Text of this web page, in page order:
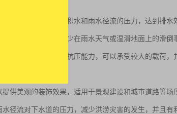
到地面，减少地面积水和雨水径流的压力，达到排水
防滑性能，可以减少在雨水天气或湿滑地面上的滑倒
有较高的耐久性和抗压能力，可以承受较大的载荷，
供美观的装饰效果，适用于景观建设和城市道路等场
径流对下水道的压力，减少洪涝灾害的发生，并且有